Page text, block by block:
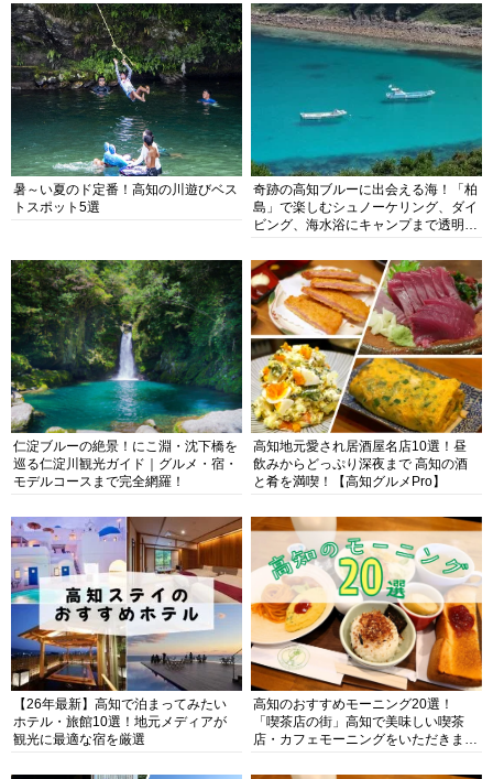
暑～い夏のド定番！高知の川遊びベス
トスポット5選
奇跡の高知ブルーに出会える海！「柏
島」で楽しむシュノーケリング、ダイ
ビング、海水浴にキャンプまで透明度
仁淀ブルーの絶景！にこ淵・沈下橋を
巡る仁淀川観光ガイド｜グルメ・宿・
モデルコースまで完全網羅！
高知地元愛され居酒屋名店10選！昼
飲みからどっぷり深夜まで 高知の酒
と肴を満喫！【高知グルメPro】
【26年最新】高知で泊まってみたい
ホテル・旅館10選！地元メディアが
観光に最適な宿を厳選
高知のおすすめモーニング20選！
「喫茶店の街」高知で美味しい喫茶
店・カフェモーニングをいただきま